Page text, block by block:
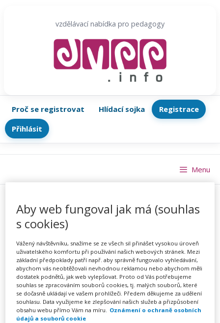
vzdělávací nabídka pro pedagogy
Proč se registrovat Hlídací sojka
Registrace
Přihlásit
Trénink komunikačních
dovedností a asertivity
(webinář)
PořádáZřetel, s.r.o.
Menu
Aby web fungoval jak má (souhlas
s cookies)
Vážený návštěvníku, snažíme se ze všech sil přinášet vysokou úroveň
uživatelského komfortu při používání našich webových stránek. Mezi
základní předpoklady patří např. aby správně fungovalo vyhledávání,
abychom vás neobtěžovali nevhodnou reklamou nebo abychom měli
dostatek podnětů, jak web vylepšovat. Proto od Vás potřebujeme
souhlas se zpracováním souborů cookies, tj. malých souborů, které
se dočasně ukládají ve vašem prohlížeči. Předem děkujeme za udělení
souhlasu. Data využijeme ke zlepšování našich služeb a přizpůsobení
obsahu webu přímo Vám na míru. Oznámení o ochraně osobních
údajů a souborů cookie